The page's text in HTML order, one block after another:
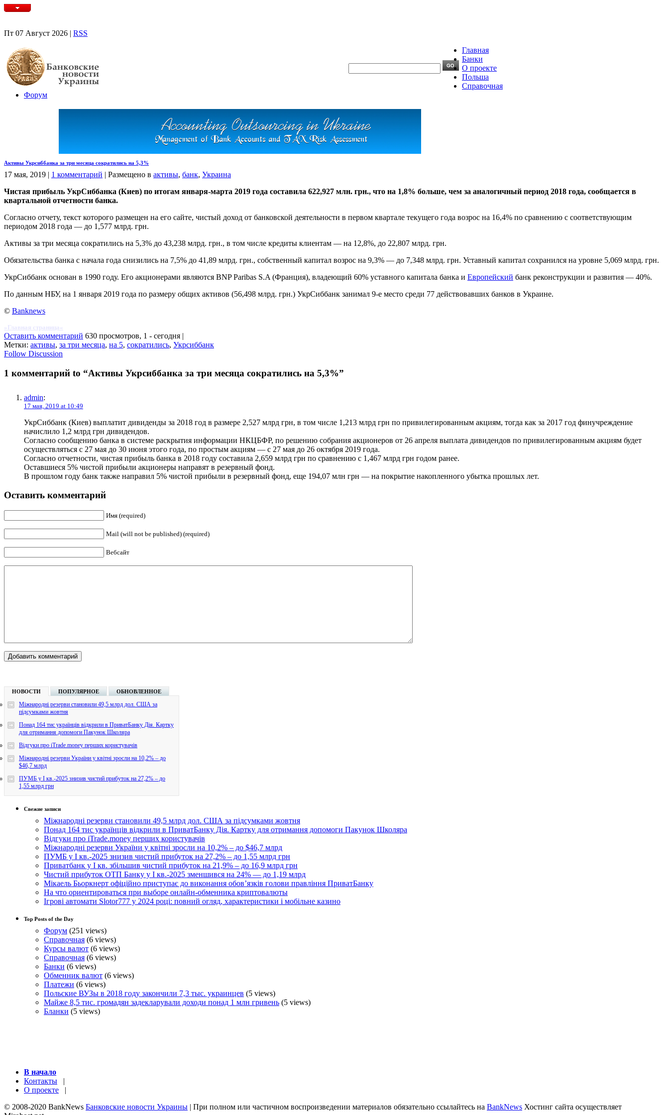
Пт 07 Август 2026 | RSS
Главная
Банки
О проекте
Польша
Справочная
Форум
Активы Укрсиббанка за три месяца сократились на 5,3%
17 мая, 2019 | 1 комментарий | Размещено в активы, банк, Украина
Чистая прибыль УкрСиббанка (Киев) по итогам января-марта 2019 года составила 622,927 млн. грн., что на 1,8% больше, чем за аналогичный период 2018 года, сообщается в
квартальной отчетности банка.
Согласно отчету, текст которого размещен на его сайте, чистый доход от банковской деятельности в первом квартале текущего года возрос на 16,4% по сравнению с соответствующим
периодом 2018 года — до 1,577 млрд. грн.
Активы за три месяца сократились на 5,3% до 43,238 млрд. грн., в том числе кредиты клиентам — на 12,8%, до 22,807 млрд. грн.
Обязательства банка с начала года снизились на 7,5% до 41,89 млрд. грн., собственный капитал возрос на 9,3% — до 7,348 млрд. грн. Уставный капитал сохранился на уровне 5,069 млрд. грн.
УкрСиббанк основан в 1990 году. Его акционерами являются BNP Paribas S.A (Франция), владеющий 60% уставного капитала банка и Европейский банк реконструкции и развития — 40%.
По данным НБУ, на 1 января 2019 года по размеру общих активов (56,498 млрд. грн.) УкрСиббанк занимал 9-е место среди 77 действовавших банков в Украине.
© Banknews
»Главная страница«
Оставить комментарий 630 просмотров, 1 - сегодня |
Метки: активы, за три месяца, на 5, сократились, Укрсиббанк
Follow Discussion
1 комментарий to “Активы Укрсиббанка за три месяца сократились на 5,3%”
admin:
17 мая, 2019 at 10:49
УкрСиббанк (Киев) выплатит дивиденды за 2018 год в размере 2,527 млрд грн, в том числе 1,213 млрд грн по привилегированным акциям, тогда как за 2017 год финучреждение
начислило 1,2 млрд грн дивидендов.
Согласно сообщению банка в системе раскрытия информации НКЦБФР, по решению собрания акционеров от 26 апреля выплата дивидендов по привилегированным акциям будет
осуществляться с 27 мая до 30 июня этого года, по простым акциям — с 27 мая до 26 октября 2019 года.
Согласно отчетности, чистая прибыль банка в 2018 году составила 2,659 млрд грн по сравнению с 1,467 млрд грн годом ранее.
Оставшиеся 5% чистой прибыли акционеры направят в резервный фонд.
В прошлом году банк также направил 5% чистой прибыли в резервный фонд, еще 194,07 млн грн — на покрытие накопленного убытка прошлых лет.
Оставить комментарий
Имя (required)
Mail (will not be published) (required)
Вебсайт
НОВОСТИ ПОПУЛЯРНОЕ ОБНОВЛЕННОЕ
Міжнародні резерви становили 49,5 млрд дол. США за
підсумками жовтня
Понад 164 тис українців відкрили в ПриватБанку Дія. Картку
для отримання допомоги Пакунок Школяра
Відгуки про iTrade.money перших користувачів
Міжнародні резерви України у квітні зросли на 10,2% – до
$46,7 млрд
ПУМБ у I кв.-2025 знизив чистий прибуток на 27,2% – до
1,55 млрд грн
Свежие записи
Міжнародні резерви становили 49,5 млрд дол. США за підсумками жовтня
Понад 164 тис українців відкрили в ПриватБанку Дія. Картку для отримання допомоги Пакунок Школяра
Відгуки про iTrade.money перших користувачів
Міжнародні резерви України у квітні зросли на 10,2% – до $46,7 млрд
ПУМБ у I кв.-2025 знизив чистий прибуток на 27,2% – до 1,55 млрд грн
Приватбанк у І кв. збільшив чистий прибуток на 21,9% – до 16,9 млрд грн
Чистий прибуток ОТП Банку у І кв.-2025 зменшився на 24% — до 1,19 млрд
Мікаель Бьоркнерт офіційно приступає до виконання обовʼязків голови правління ПриватБанку
На что ориентироваться при выборе онлайн-обменника криптовалюты
Ігрові автомати Slotor777 у 2024 році: повний огляд, характеристики і мобільне казино
Top Posts of the Day
Форум (251 views)
Справочная (6 views)
Курсы валют (6 views)
Справочная (6 views)
Банки (6 views)
Обменник валют (6 views)
Платежи (6 views)
Польские ВУЗы в 2018 году закончили 7,3 тыс. украинцев (5 views)
Майже 8,5 тис. громадян задекларували доходи понад 1 млн гривень (5 views)
Бланки (5 views)
В начало
Контакты |
О проекте |
© 2008-2020 BankNews Банковские новости Украины | При полном или частичном воспроизведении материалов обязательно ссылайтесь на BankNews Хостинг сайта осуществляет